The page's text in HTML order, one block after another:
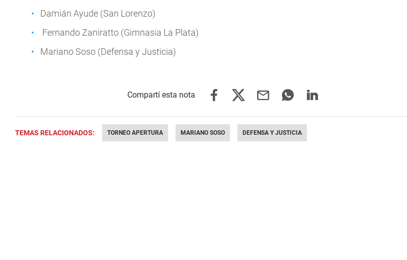
Damián Ayude (San Lorenzo)
Fernando Zaniratto (Gimnasia La Plata)
Mariano Soso (Defensa y Justicia)
TEMAS RELACIONADOS: TORNEO APERTURA MARIANO SOSO DEFENSA Y JUSTICIA